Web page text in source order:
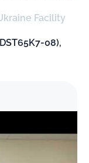
Facility
08),